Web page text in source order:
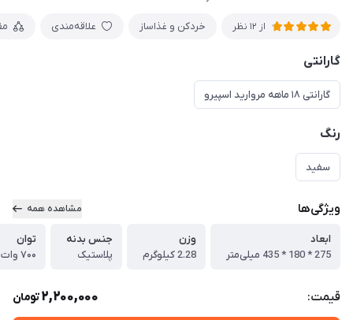
از 12 نظر خردکن و غذاساز علاقه‌مندی
گارانتی
گارانتی ۱۸ ماهه مروارید اسپیرو
رنگ
سفید
ویژگی‌ها مشاهده همه
ابعاد
275 * 180 * 435 میلی‌متر
وزن
2.28 کیلوگرم
جنس بدنه
پلاستیک
توان
۷۰۰ وات
قیمت: 2,200,000تومان